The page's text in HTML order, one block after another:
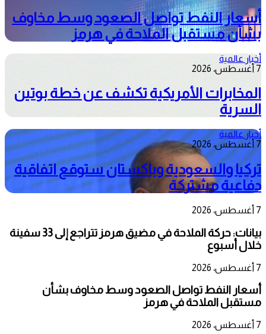
أسعار النفط تواصل الصعود وسط مخاوف
بشأن مستقبل الملاحة في هرمز
أخبار عالمية
7 أغسطس، 2026
المخابرات الأمريكية تكشف عن خطة بوتين
السرية
أخبار عالمية
7 أغسطس، 2026
تركيا والسعودية وباكستان ستوقع اتفاقية
دفاعية مشتركة
7 أغسطس، 2026
بيانات: حركة الملاحة في مضيق هرمز تتراجع إلى 33 سفينة
خلال أسبوع
7 أغسطس، 2026
أسعار النفط تواصل الصعود وسط مخاوف بشأن
مستقبل الملاحة في هرمز
7 أغسطس، 2026